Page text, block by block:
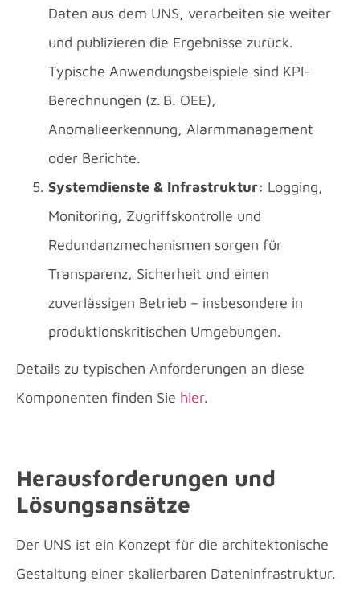
Daten aus dem UNS, verarbeiten sie weiter
und publizieren die Ergebnisse zurück.
Typische Anwendungsbeispiele sind KPI-
Berechnungen (z. B. OEE),
Anomalieerkennung, Alarmmanagement
oder Berichte.
Systemdienste & Infrastruktur: Logging,
Monitoring, Zugriffskontrolle und
Redundanzmechanismen sorgen für
Transparenz, Sicherheit und einen
zuverlässigen Betrieb – insbesondere in
produktionskritischen Umgebungen.
Details zu typischen Anforderungen an diese
Komponenten finden Sie hier.
Herausforderungen und
Lösungsansätze
Der UNS ist ein Konzept für die architektonische
Gestaltung einer skalierbaren Dateninfrastruktur.